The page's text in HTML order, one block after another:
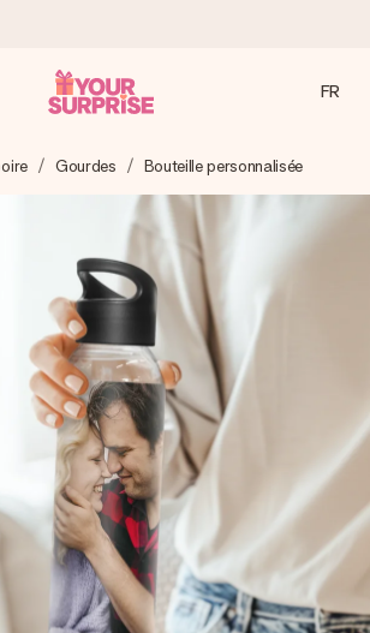
cadeau avec attention et l’envoyons
que vous puissiez l’offrir au bon moment,
de +15 000 avis)
appréciés. Les clients nous attribuent
sur Google Reviews (total de tous les
présents).
gratuite
d’unique en quelques étapes – avec
photo ou un message qui touche le cœur.
juste tout l’amour pour le moment idéal.
FR
Gourdes Bouteille personnalisée